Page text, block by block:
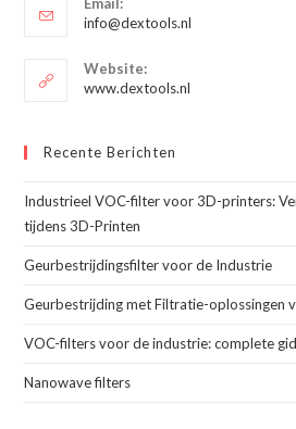
in
je
toepassing
info@dextools.nl
Website:
www.dextools.nl
Recente Berichten
Industrieel VOC-filter voor 3D-printers:
tijdens 3D-Printen
Geurbestrijdingsfilter voor de Industrie
Geurbestrijding met Filtratie-oplossingen
VOC-filters voor de industrie: complete
Nanowave filters